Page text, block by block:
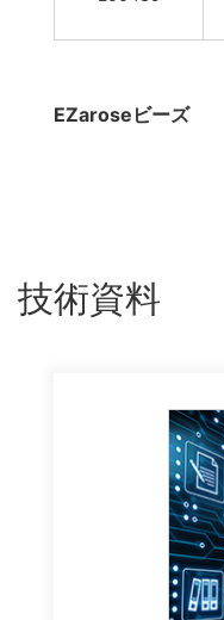
EZaroseビーズ
技術資料